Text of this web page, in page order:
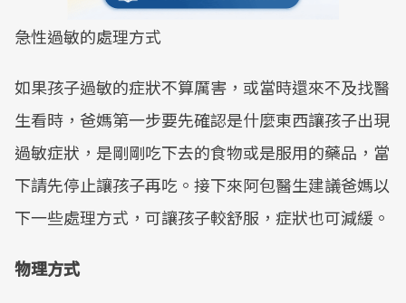
急性過敏的處理方式
如果孩子過敏的症狀不算厲害，或當時還來不及找醫
生看時，爸媽第一步要先確認是什麼東西讓孩子出現
過敏症狀，是剛剛吃下去的食物或是服用的藥品，當
下請先停止讓孩子再吃。接下來阿包醫生建議爸媽以
下一些處理方式，可讓孩子較舒服，症狀也可減緩。
物理方式